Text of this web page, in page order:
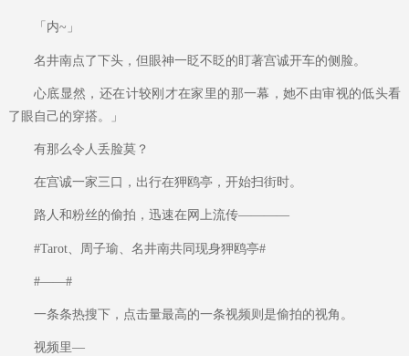
「内~」
名井南点了下头，但眼神一眨不眨的盯著宫诚开车的侧脸。
心底显然，还在计较刚才在家里的那一幕，她不由审视的低头看
了眼自己的穿搭。」
有那么令人丢脸莫？
在宫诚一家三口，出行在狎鸥亭，开始扫街时。
路人和粉丝的偷拍，迅速在网上流传————
#Tarot、周子瑜、名井南共同现身狎鸥亭#
#——#
一条条热搜下，点击量最高的一条视频则是偷拍的视角。
视频里—